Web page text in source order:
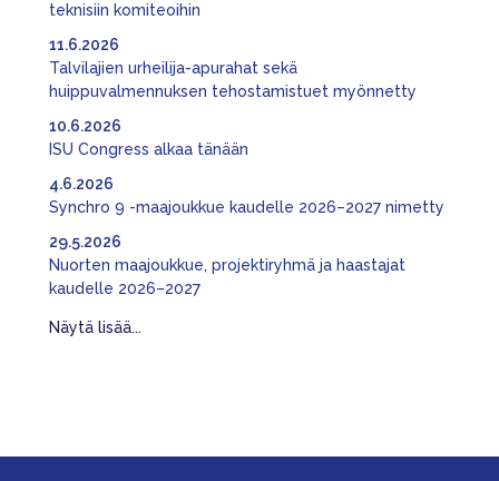
teknisiin komiteoihin
Talvilajien urheilija-apurahat sekä
huippuvalmennuksen tehostamistuet myönnetty
11.6.2026
ISU Congress alkaa tänään
10.6.2026
Synchro 9 -maajoukkue kaudelle 2026–2027 nimetty
4.6.2026
Nuorten maajoukkue, projektiryhmä ja haastajat
kaudelle 2026–2027
29.5.2026
Näytä lisää...